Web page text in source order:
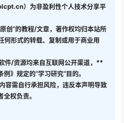
）为非盈利性个人技术分享平
创”的教程/文章，著作权均归本站所
何形式的转载、复制或用于商业用
件/资源均来自互联网公开渠道，**
》规定的“学习研究”目的。
容需自行承担风险，违反本声明导致
权负责。